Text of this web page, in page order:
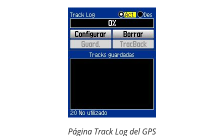
Página Track Log del GPS